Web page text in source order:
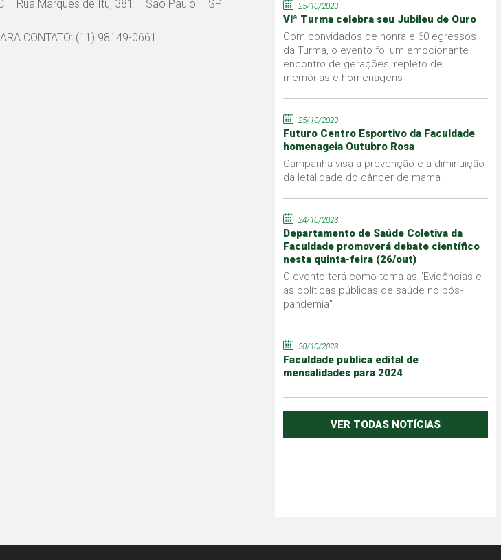
– Rua Marques de Itu, 381 – São Paulo – SP
CONTATO: (11) 98149-0661.
25/10/2023
VIª Turma celebra seu Jubileu de Ouro
Com convidados de honra e 60 egressos
da Turma, o evento foi um emocionante
encontro de gerações, repleto de
memórias e homenagens
25/10/2023
Futuro Centro Esportivo da Faculdade
homenageia Outubro Rosa
Campanha visa a prevenção e a diminuição
da letalidade do câncer de mama
24/10/2023
Departamento de Saúde Coletiva da
Faculdade promoverá debate científico
nesta quinta-feira (26/out)
O evento terá como tema as "Evidências e
as políticas públicas de saúde no pós-
pandemia"
20/10/2023
Faculdade publica edital de
mensalidades para 2024
VER TODAS NOTÍCIAS